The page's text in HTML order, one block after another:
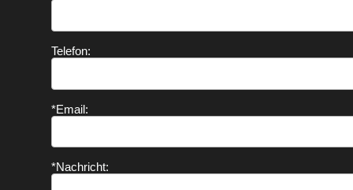
Telefon:
*Email:
*Nachricht: